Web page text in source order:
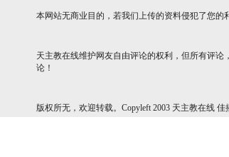
本网站无商业目的，若我们上传的资料侵犯了您的
天主教在线维护网友自由评论的权利，但所有评
论！
版权所无，欢迎转载。Copyleft 2003 天主教在线 佳